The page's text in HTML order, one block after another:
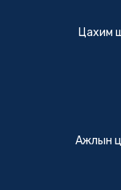
Цахим
Ажлын